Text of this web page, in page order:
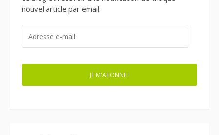
nouvel article par email.
MAIL
JE M'ABONNE !